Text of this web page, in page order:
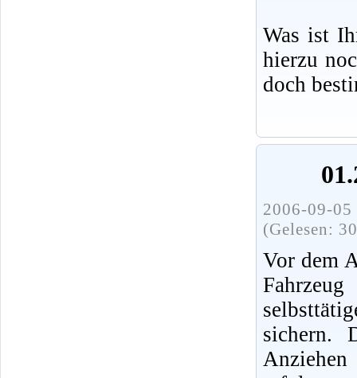
Was ist
hierzu
doch
2006-09-
(Gelesen:
Vor dem
sichern.
Anziehen